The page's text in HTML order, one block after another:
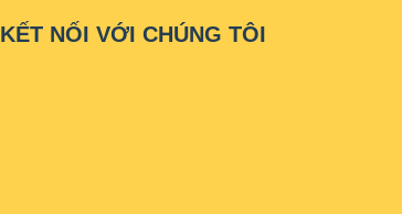
KẾT NỐI VỚI CHÚNG TÔI